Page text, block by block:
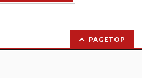
PAGETOP